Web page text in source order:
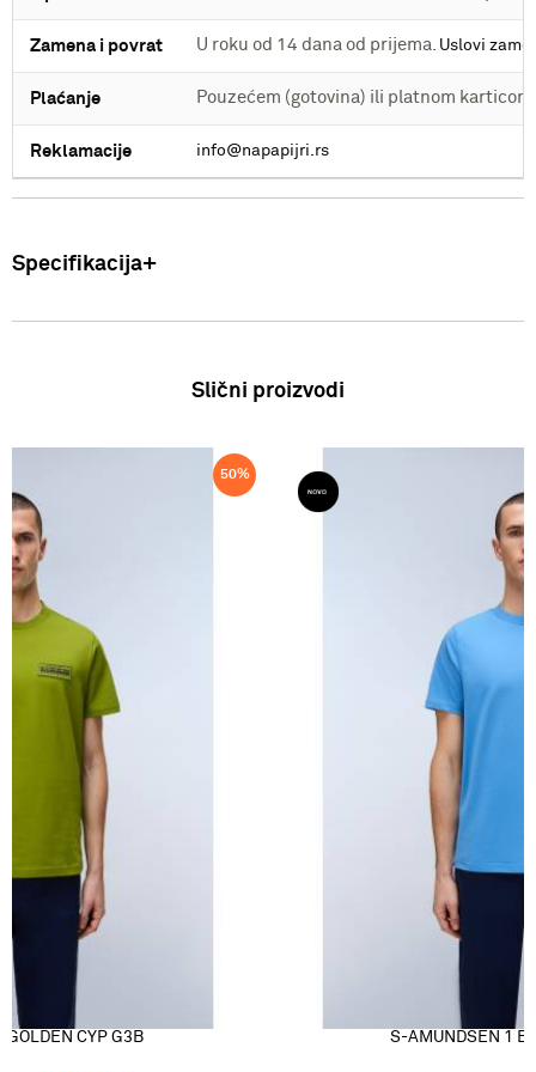
Zamena i povrat U roku od 14 dana od prijema. Uslovi
Plaćanje Pouzećem (gotovina) ili platnom
Reklamacije info@napapijri.rs
Specifikacija
100% Pamuk
Zemlja porekla Bangladeš
Sezona SS26
Proizvođač VF International SAGL, Stabio, Švajcarska
Uvoznik Punto Blu d.o.o., Hadži-Melentijeva 59,
Slični proizvodi
50%
CYP G3B S-AMUNDSEN 1